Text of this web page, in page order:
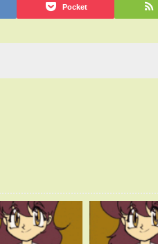
Pocket